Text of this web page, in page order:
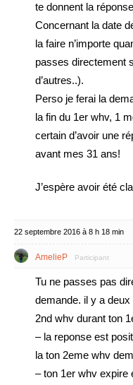
te donnent la
Concernant la date
la faire n’importe
passes directement
d’autres..).
Perso je ferai la
la fin du 1er whv, 1
certain d’avoir une
avant mes 31 ans!
J’espère avoir été
22 septembre 2016 à 8 h 18 min
AmelieP Participant
Tu ne passes pas
demande. il y a
2nd whv durant ton
– la reponse est
la ton 2eme whv
– ton 1er whv expire